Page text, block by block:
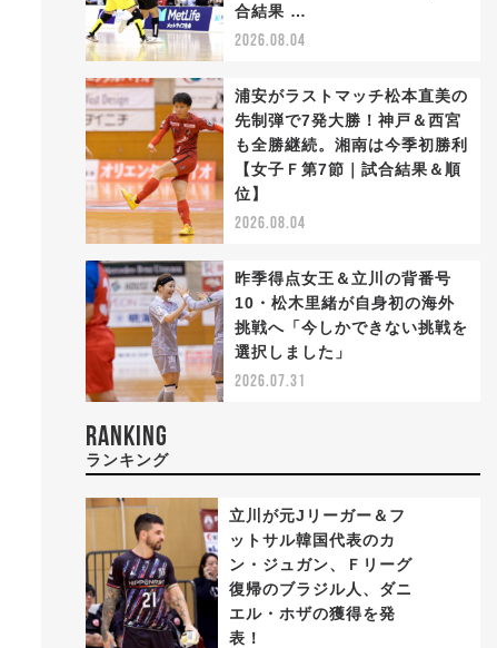
合結果 …
2026.08.04
浦安がラストマッチ松本直美の
先制弾で7発大勝！神戸＆西宮
も全勝継続。湘南は今季初勝利
【女子Ｆ第7節｜試合結果＆順
位】
2026.08.04
昨季得点女王＆立川の背番号
10・松木里緒が自身初の海外
挑戦へ「今しかできない挑戦を
選択しました」
2026.07.31
RANKING
ランキング
立川が元Jリーガー＆フ
ットサル韓国代表のカ
ン・ジュガン、Ｆリーグ
復帰のブラジル人、ダニ
エル・ホザの獲得を発
表！